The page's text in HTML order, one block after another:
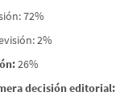
72%
2%
26%
decisión editorial: